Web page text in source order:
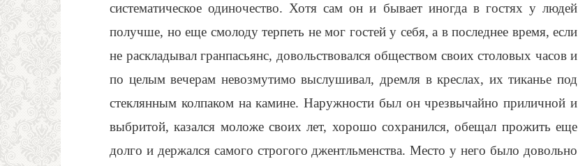
систематическое одиночество. Хотя сам он и бывает иногда в гостях у людей
получше, но еще смолоду терпеть не мог гостей у себя, а в последнее время, если
не раскладывал гранпасьянс, довольствовался обществом своих столовых часов и
по целым вечерам невозмутимо выслушивал, дремля в креслах, их тиканье под
стеклянным колпаком на камине. Наружности был он чрезвычайно приличной и
выбритой, казался моложе своих лет, хорошо сохранился, обещал прожить еще
долго и держался самого строгого джентльменства. Место у него было довольно